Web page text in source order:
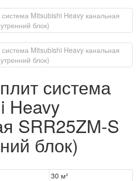
система
Heavy
SRR25ZM-S
блок)
30 м²